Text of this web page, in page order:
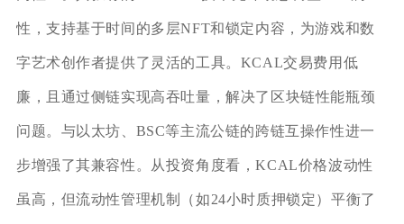
性，支持基于时间的多层NFT和锁定内容，为游戏和数
字艺术创作者提供了灵活的工具。KCAL交易费用低
廉，且通过侧链实现高吞吐量，解决了区块链性能瓶颈
问题。与以太坊、BSC等主流公链的跨链互操作性进一
步增强了其兼容性。从投资角度看，KCAL价格波动性
虽高，但流动性管理机制（如24小时质押锁定）平衡了